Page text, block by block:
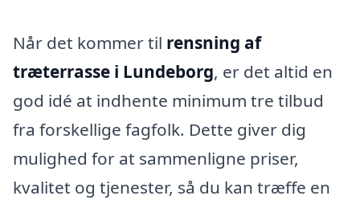
Når det kommer til rensning af
træterrasse i Lundeborg, er det altid en
god idé at indhente minimum tre tilbud
fra forskellige fagfolk. Dette giver dig
mulighed for at sammenligne priser,
kvalitet og tjenester, så du kan træffe en